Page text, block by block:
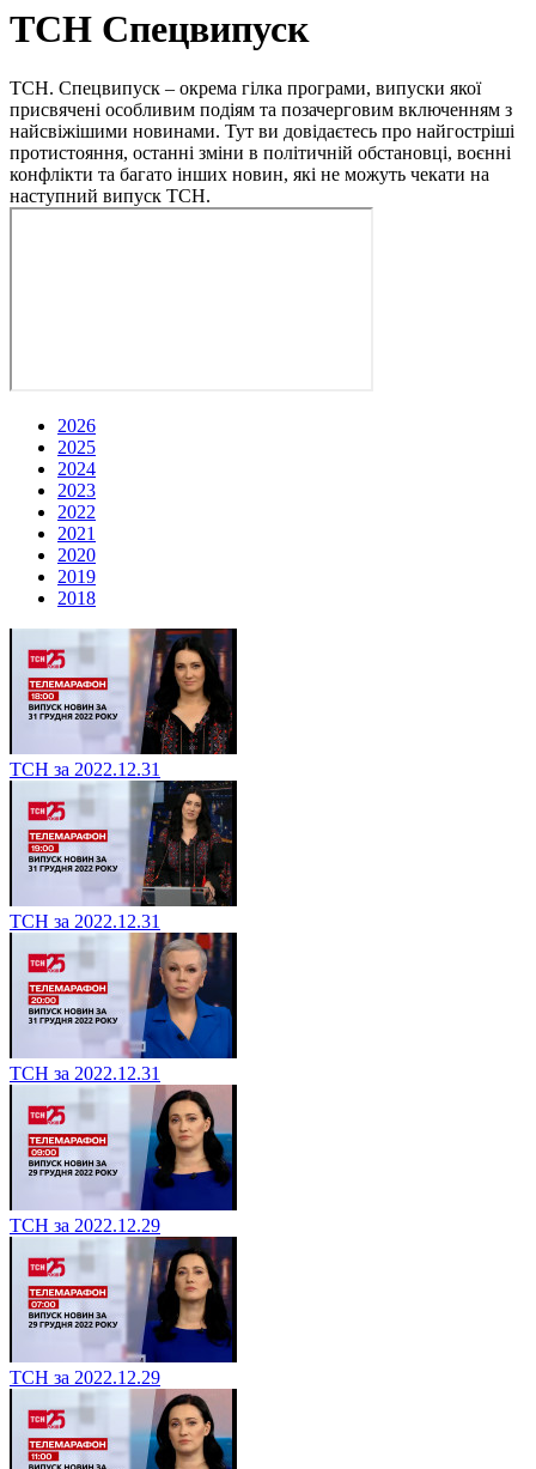
ТСН Спецвипуск
ТСН. Спецвипуск – окрема гілка програми, випуски якої
присвячені особливим подіям та позачерговим включенням з
найсвіжішими новинами. Тут ви довідаєтесь про найгостріші
протистояння, останні зміни в політичній обстановці, воєнні
конфлікти та багато інших новин, які не можуть чекати на
наступний випуск ТСН.
2026
2025
2024
2023
2022
2021
2020
2019
2018
ТСН за 2022.12.31
ТСН за 2022.12.31
ТСН за 2022.12.31
ТСН за 2022.12.29
ТСН за 2022.12.29